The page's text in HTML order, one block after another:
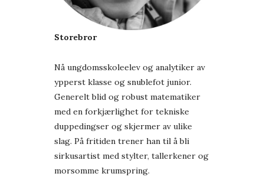
Storebror
Nå ungdomsskoleelev og analytiker av
ypperst klasse og snublefot junior.
Generelt blid og robust matematiker
med en forkjærlighet for tekniske
duppedingser og skjermer av ulike
slag. På fritiden trener han til å bli
sirkusartist med stylter, tallerkener og
morsomme krumspring.